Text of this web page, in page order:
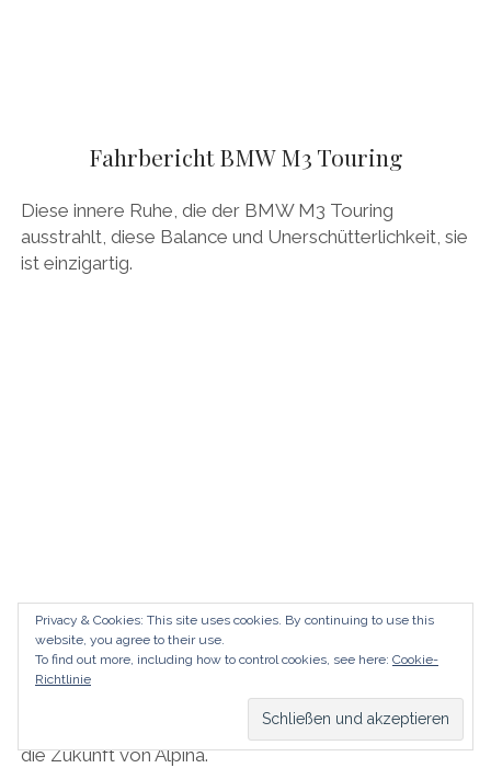
Fahrbericht BMW M3 Touring
Diese innere Ruhe, die der BMW M3 Touring
ausstrahlt, diese Balance und Unerschütterlichkeit, sie
ist einzigartig.
Alpina, so dies und auch das
Wir fahren den neuen B5 GT und einen klassischen
RLE – und sprechen mit Andreas Bovensiepen über
die Zukunft von Alpina.
Privacy & Cookies: This site uses cookies. By continuing to use this
website, you agree to their use.
To find out more, including how to control cookies, see here: Cookie-
Richtlinie